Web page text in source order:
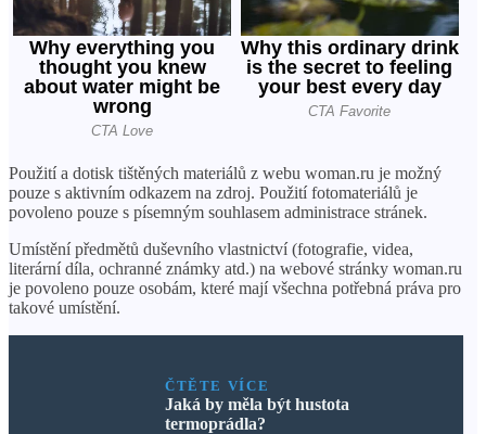
Použití a dotisk tištěných materiálů z webu woman.ru je možný
pouze s aktivním odkazem na zdroj. Použití fotomateriálů je
povoleno pouze s písemným souhlasem administrace stránek.
Umístění předmětů duševního vlastnictví (fotografie, videa,
literární díla, ochranné známky atd.) na webové stránky woman.ru
je povoleno pouze osobám, které mají všechna potřebná práva pro
takové umístění.
ČTĚTE VÍCE
Jaká by měla být hustota
termoprádla?